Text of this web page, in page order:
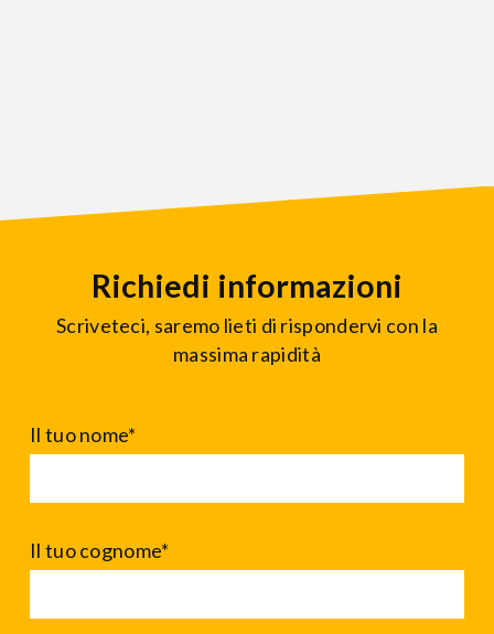
Richiedi informazioni
Scriveteci, saremo lieti di rispondervi con la
massima rapidità
Il tuo nome*
Il tuo cognome*